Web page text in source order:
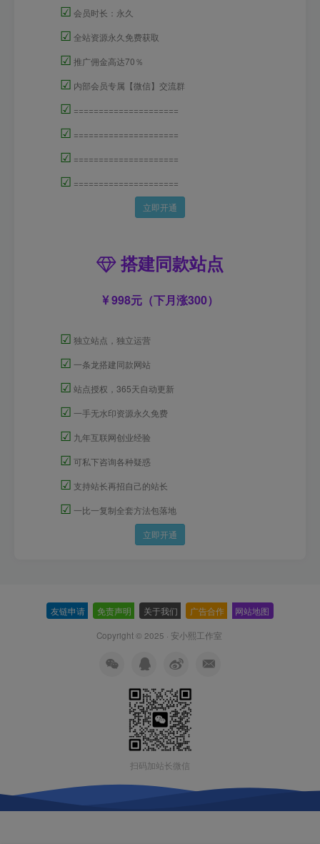
☑ 会员时长：永久
☑ 全站资源永久免费获取
☑ 推广佣金高达70％
☑ 内部会员专属【微信】交流群
☑ =====================
☑ =====================
☑ =====================
☑ =====================
立即开通
搭建同款站点
998元（下月涨300）
☑ 独立站点，独立运营
☑ 一条龙搭建同款网站
☑ 站点授权，365天自动更新
☑ 一手无水印资源永久免费
☑ 九年互联网创业经验
☑ 可私下咨询各种疑惑
☑ 支持站长再招自己的站长
☑ 一比一复制全套方法包落地
立即开通
友链申请 免责声明 关于我们 广告合作 网站地图
Copyright © 2025 · 安小熙工作室
扫码加站长微信